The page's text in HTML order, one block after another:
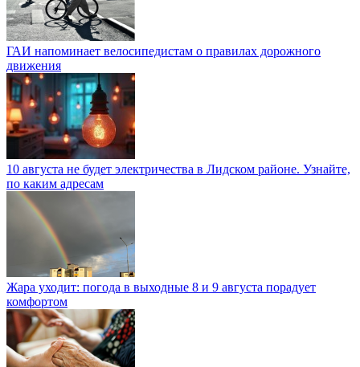
ГАИ напоминает велосипедистам о правилах дорожного
движения
10 августа не будет электричества в Лидском районе. Узнайте,
по каким адресам
Жара уходит: погода в выходные 8 и 9 августа порадует
комфортом